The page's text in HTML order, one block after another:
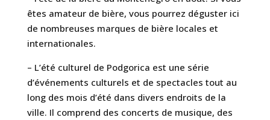
êtes amateur de bière, vous pourrez déguster ici
de nombreuses marques de bière locales et
internationales.
– L’été culturel de Podgorica est une série
d’événements culturels et de spectacles tout au
long des mois d’été dans divers endroits de la
ville. Il comprend des concerts de musique, des